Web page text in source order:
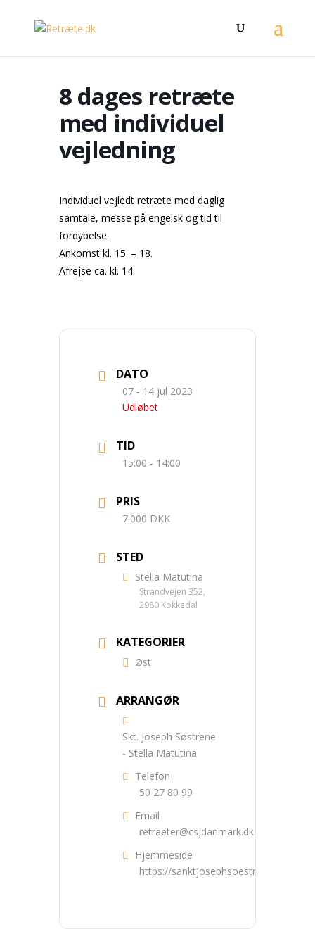
8 dages retræte
med individuel
vejledning
Individuel vejledt retræte med daglig
samtale, messe på engelsk og tid til
fordybelse.
Ankomst kl. 15. – 18.
Afrejse ca. kl. 14
DATO
07 - 14 jul 2023
Udløbet
TID
15:00 - 14:00
PRIS
7.000 DKK
STED
Stella Matutina
Strandvejen 352,
2980 Kokkedal
KATEGORIER
Øst
ARRANGØR
Skt. Joseph Søstrene
- Stella Matutina
Telefon
50 27 80 99
Email
retraeter@csjdanmark.dk
Hjemmeside
https://sanktjosephsoestrene.dk